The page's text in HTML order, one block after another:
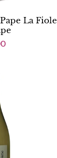
La Fiole